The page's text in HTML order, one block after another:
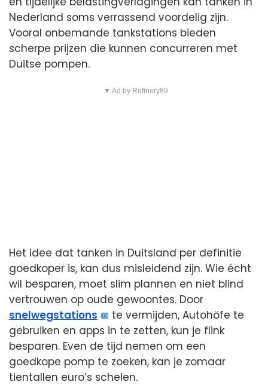
Nederland soms verrassend voordelig zijn.
Vooral onbemande tankstations bieden
scherpe prijzen die kunnen concurreren met
Duitse pompen.
▼ Ad by Refinery89
Het idee dat tanken in Duitsland per definitie
goedkoper is, kan dus misleidend zijn. Wie écht
wil besparen, moet slim plannen en niet blind
vertrouwen op oude gewoontes. Door
snelwegstations
te vermijden, Autohöfe te
gebruiken en apps in te zetten, kun je flink
besparen. Even de tijd nemen om een
goedkope pomp te zoeken, kan je zomaar
tientallen euro’s schelen.